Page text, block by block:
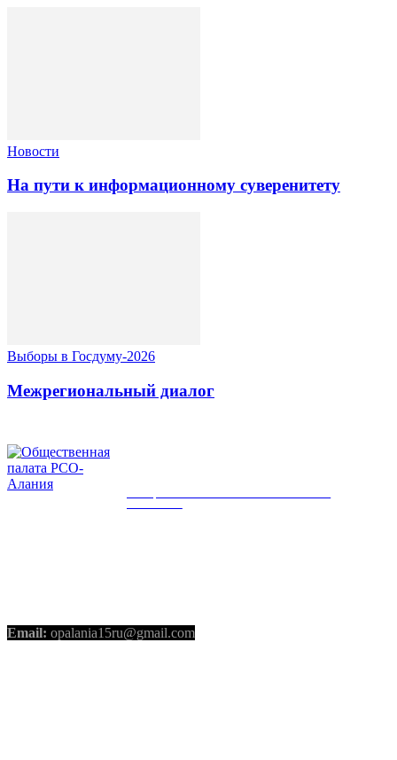
Новости
На пути к информационному суверенитету
Выборы в Госдуму-2026
Межрегиональный диалог
Email: opalania15ru@gmail.com